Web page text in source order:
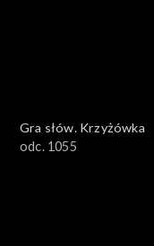
Gra słów. Krzyżówka
odc. 1055